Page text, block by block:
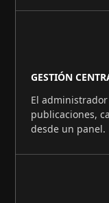
GESTIÓN
El
publicaciones,
desde un panel.